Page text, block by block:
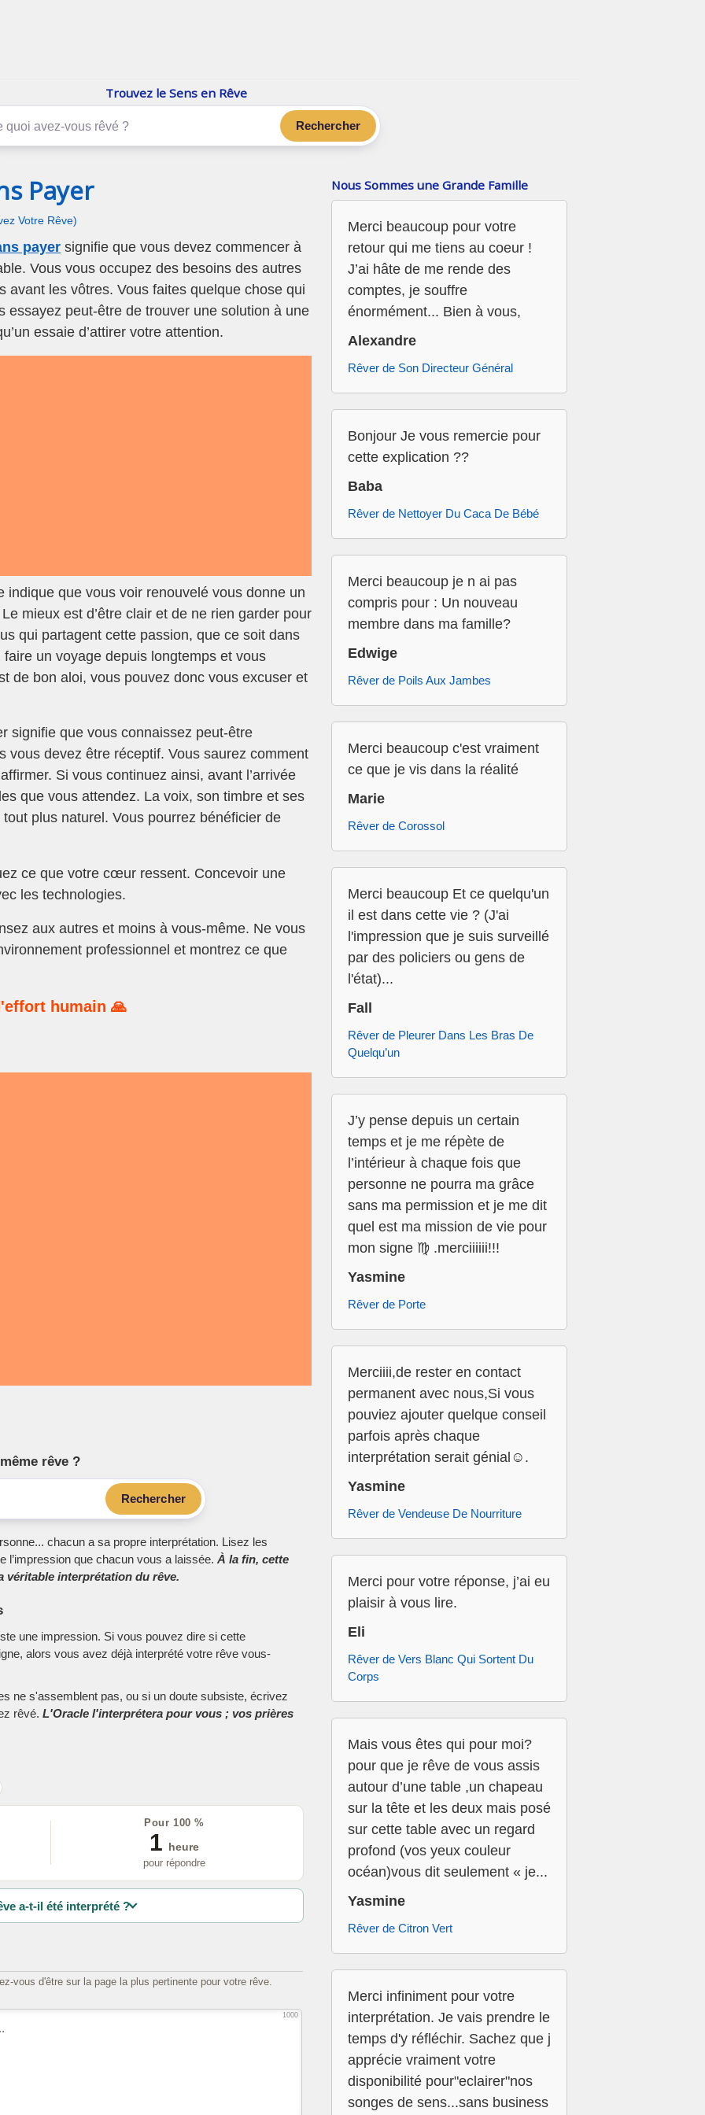
Trouvez le Sens en Rêve
Rechercher
Payer
Votre Rêve)
payer signifie que vous devez commencer à
Vous vous occupez des besoins des autres
avant les vôtres. Vous faites quelque chose qui
essayez peut-être de trouver une solution à une
essaie d’attirer votre attention.
indique que vous voir renouvelé vous donne un
mieux est d’être clair et de ne rien garder pour
qui partagent cette passion, que ce soit dans
un voyage depuis longtemps et vous
de bon aloi, vous pouvez donc vous excuser et
signifie que vous connaissez peut-être
vous devez être réceptif. Vous saurez comment
Si vous continuez ainsi, avant l’arrivée
que vous attendez. La voix, son timbre et ses
plus naturel. Vous pourrez bénéficier de
ce que votre cœur ressent. Concevoir une
les technologies.
aux autres et moins à vous-même. Ne vous
professionnel et montrez ce que
humain 🙏
rêve ?
Rechercher
chacun a sa propre interprétation. Lisez les
l’impression que chacun vous a laissée. À la fin, cette
véritable interprétation du rêve.
une impression. Si vous pouvez dire si cette
alors vous avez déjà interprété votre rêve vous-
ne s'assemblent pas, ou si un doute subsiste, écrivez
rêvé. L'Oracle l'interprétera pour vous ; vos prières
Pour 100 %
1
heure
pour répondre
a-t-il été interprété ?
vous d'être sur la page la plus pertinente pour votre rêve.
1000
Nous Sommes une Grande Famille
Merci beaucoup pour votre
retour qui me tiens au coeur !
J’ai hâte de me rende des
comptes, je souffre
énormément... Bien à vous,
Alexandre
Rêver de Son Directeur Général
Bonjour Je vous remercie pour
cette explication ??
Baba
Rêver de Nettoyer Du Caca De Bébé
Merci beaucoup je n ai pas
compris pour : Un nouveau
membre dans ma famille?
Edwige
Rêver de Poils Aux Jambes
Merci beaucoup c'est vraiment
ce que je vis dans la réalité
Marie
Rêver de Corossol
Merci beaucoup Et ce quelqu'un
il est dans cette vie ? (J'ai
l'impression que je suis surveillé
par des policiers ou gens de
l'état)...
Fall
Rêver de Pleurer Dans Les Bras De
Quelqu’un
J’y pense depuis un certain
temps et je me répète de
l’intérieur à chaque fois que
personne ne pourra ma grâce
sans ma permission et je me dit
quel est ma mission de vie pour
mon signe ♍️ .merciiiiii!!!
Yasmine
Rêver de Porte
Merciiii,de rester en contact
permanent avec nous,Si vous
pouviez ajouter quelque conseil
parfois après chaque
interprétation serait génial☺️.
Yasmine
Rêver de Vendeuse De Nourriture
Merci pour votre réponse, j’ai eu
plaisir à vous lire.
Eli
Rêver de Vers Blanc Qui Sortent Du
Corps
Mais vous êtes qui pour moi?
pour que je rêve de vous assis
autour d’une table ,un chapeau
sur la tête et les deux mais posé
sur cette table avec un regard
profond (vos yeux couleur
océan)vous dit seulement « je...
Yasmine
Rêver de Citron Vert
Merci infiniment pour votre
interprétation. Je vais prendre le
temps d'y réfléchir. Sachez que j
apprécie vraiment votre
disponibilité pour"eclairer"nos
songes de sens...sans business